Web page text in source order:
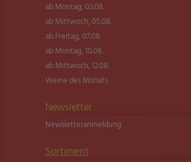
ab Montag, 03.08.
ab Mittwoch, 05.08.
ab Freitag, 07.08.
ab Montag, 10.08.
ab Mittwoch, 12.08.
Weine des Monats
Newsletter
Newsletter­anmeldung
Sortiment